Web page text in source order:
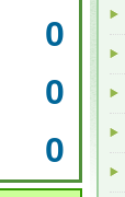
0
0
0